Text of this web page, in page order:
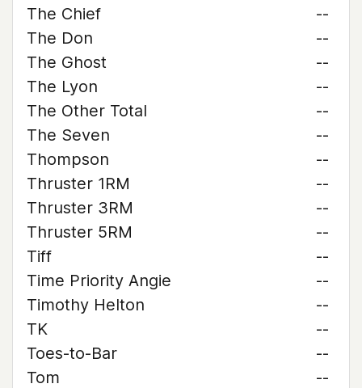
The Chief
--
The Don
--
The Ghost
--
The Lyon
--
The Other Total
--
The Seven
--
Thompson
--
Thruster 1RM
--
Thruster 3RM
--
Thruster 5RM
--
Tiff
--
Time Priority Angie
--
Timothy Helton
--
TK
--
Toes-to-Bar
--
Tom
--